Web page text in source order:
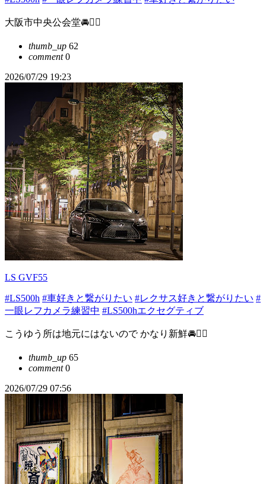
大阪市中央公会堂🚘❤️‍🔥
thumb_up 62
comment0
2026/07/29 19:23
LS GVF55
#LS500h #車好きと繋がりたい #レクサス好きと繋がりたい #
一眼レフカメラ練習中 #LS500hエクセグティブ
こうゆう所は地元にはないので かなり新鮮🚘❤️‍🔥
thumb_up 65
comment0
2026/07/29 07:56